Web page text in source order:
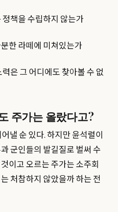
책을 수립하지 않는가
한 라떼에 미쳐있는가
은 그 어디에도 찾아볼 수 없
주가는 올랐다고?
낼 순 있다. 하지만 윤석렬이
군인들의 발길질로 벌써 수
이고 오르는 주가는 소주회
처참하지 않았을까 하는 전